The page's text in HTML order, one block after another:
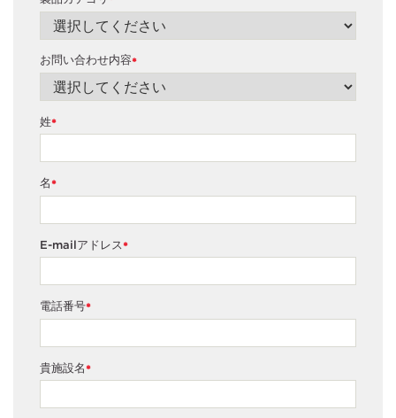
*
お問い合わせ内容
*
姓
*
名
*
E-mailアドレス
*
電話番号
*
貴施設名